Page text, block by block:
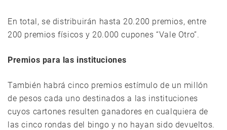
En total, se distribuirán hasta 20.200 premios, entre
200 premios físicos y 20.000 cupones “Vale Otro”.
Premios para las instituciones
También habrá cinco premios estímulo de un millón
de pesos cada uno destinados a las instituciones
cuyos cartones resulten ganadores en cualquiera de
las cinco rondas del bingo y no hayan sido devueltos.